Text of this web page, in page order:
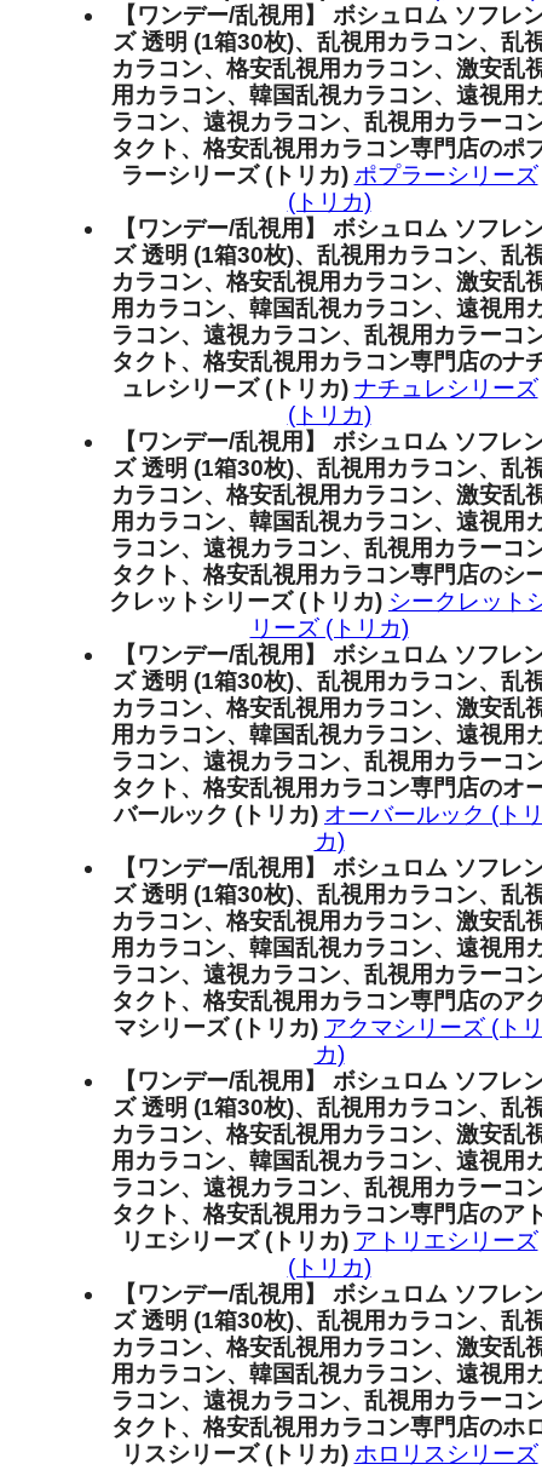
【ワンデー/乱視用】 ボシュロム ソフレ
ズ 透明 (1箱30枚)、乱視用カラコン、乱
カラコン、格安乱視用カラコン、激安乱
用カラコン、韓国乱視カラコン、遠視用
ラコン、遠視カラコン、乱視用カラーコ
タクト、格安乱視用カラコン専門店のポ
ラーシリーズ (トリカ) ポプラーシリーズ
(トリカ)
【ワンデー/乱視用】 ボシュロム ソフレ
ズ 透明 (1箱30枚)、乱視用カラコン、乱
カラコン、格安乱視用カラコン、激安乱
用カラコン、韓国乱視カラコン、遠視用
ラコン、遠視カラコン、乱視用カラーコ
タクト、格安乱視用カラコン専門店のナ
ュレシリーズ (トリカ) ナチュレシリーズ
(トリカ)
【ワンデー/乱視用】 ボシュロム ソフレ
ズ 透明 (1箱30枚)、乱視用カラコン、乱
カラコン、格安乱視用カラコン、激安乱
用カラコン、韓国乱視カラコン、遠視用
ラコン、遠視カラコン、乱視用カラーコ
タクト、格安乱視用カラコン専門店のシ
クレットシリーズ (トリカ) シークレット
リーズ (トリカ)
【ワンデー/乱視用】 ボシュロム ソフレ
ズ 透明 (1箱30枚)、乱視用カラコン、乱
カラコン、格安乱視用カラコン、激安乱
用カラコン、韓国乱視カラコン、遠視用
ラコン、遠視カラコン、乱視用カラーコ
タクト、格安乱視用カラコン専門店のオ
バールック (トリカ) オーバールック (ト
カ)
【ワンデー/乱視用】 ボシュロム ソフレ
ズ 透明 (1箱30枚)、乱視用カラコン、乱
カラコン、格安乱視用カラコン、激安乱
用カラコン、韓国乱視カラコン、遠視用
ラコン、遠視カラコン、乱視用カラーコ
タクト、格安乱視用カラコン専門店のア
マシリーズ (トリカ) アクマシリーズ (ト
カ)
【ワンデー/乱視用】 ボシュロム ソフレ
ズ 透明 (1箱30枚)、乱視用カラコン、乱
カラコン、格安乱視用カラコン、激安乱
用カラコン、韓国乱視カラコン、遠視用
ラコン、遠視カラコン、乱視用カラーコ
タクト、格安乱視用カラコン専門店のア
リエシリーズ (トリカ) アトリエシリーズ
(トリカ)
【ワンデー/乱視用】 ボシュロム ソフレ
ズ 透明 (1箱30枚)、乱視用カラコン、乱
カラコン、格安乱視用カラコン、激安乱
用カラコン、韓国乱視カラコン、遠視用
ラコン、遠視カラコン、乱視用カラーコ
タクト、格安乱視用カラコン専門店のホ
リスシリーズ (トリカ) ホロリスシリーズ